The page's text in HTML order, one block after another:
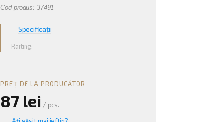
Cod produs: 37491
Specificații
Raiting:
PREȚ DE LA PRODUCĂTOR
87 lei / pcs.